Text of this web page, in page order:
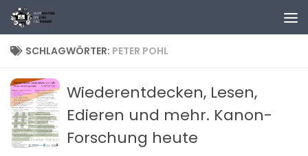
Zum Inhalt springen
SCHLAGWÖRTER: PETER POHL
Wiederentdecken, Lesen,
Edieren und mehr. Kanon-
Forschung heute